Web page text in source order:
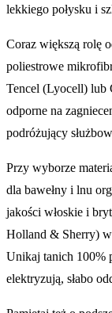
lekkiego połysku i
Coraz większą rolę
poliestrowe
Tencel (Lyocell) lub
odporne na
podróżujący
Przy wyborze
dla bawełny i lnu
jakości włoskie i
Holland & Sherry)
Unikaj tanich 100%
elektryzują, słabo